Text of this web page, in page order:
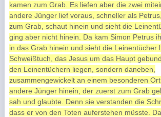
kamen zum Grab. Es liefen aber die zwei
andere Jünger lief voraus, schneller als
zum Grab, schaut hinein und sieht die
ging aber nicht hinein. Da kam Simon Petrus
in das Grab hinein und sieht die Leinentücher
Schweißtuch, das Jesus um das Haupt
den Leinentüchern liegen, sondern daneben,
zusammengewickelt an einem besonderen
andere Jünger hinein, der zuerst zum Grab
sah und glaubte. Denn sie verstanden die
dass er von den Toten auferstehen müsste.